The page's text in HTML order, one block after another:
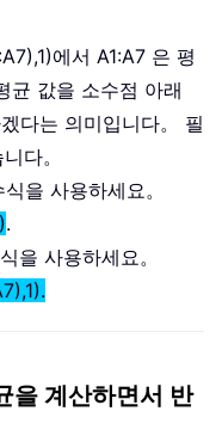
에서 A1:A7 은 평
균 값을 소수점 아래
다는 의미입니다。 필
다。
을 사용하세요。
.
을 사용하세요。
을 계산하면서 반